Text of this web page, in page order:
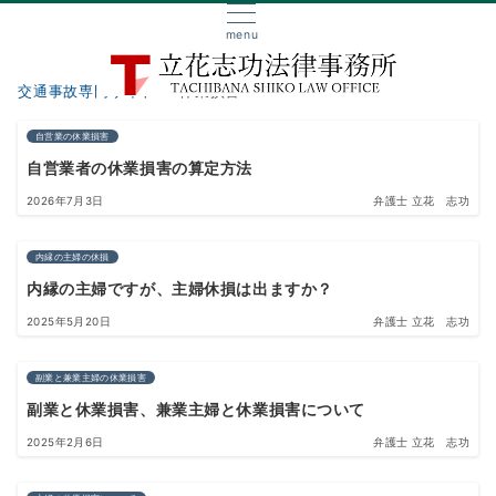
menu
交通事故専門サイト 休業損害
自営業の休業損害
自営業者の休業損害の算定方法
2026年7月3日 弁護士 立花 志功
内縁の主婦の休損
内縁の主婦ですが、主婦休損は出ますか？
2025年5月20日 弁護士 立花 志功
副業と兼業主婦の休業損害
副業と休業損害、兼業主婦と休業損害について
2025年2月6日 弁護士 立花 志功